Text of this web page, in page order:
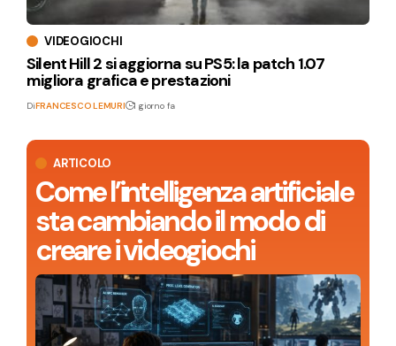
ARTICOLO
Come l’intelligenza artificiale
sta cambiando il modo di
creare i videogiochi
VIDEOGIOCHI
Silent Hill 2 si aggiorna su PS5: la patch 1.07
migliora grafica e prestazioni
DiFRANCESCO LEMURI 1 giorno fa